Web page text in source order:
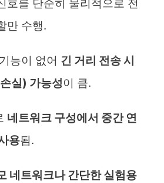
호를 단순히 물리적으로 전
만 수행.
능이 없어 긴 거리 전송 시
실) 가능성이 큼.
네트워크 구성에서 중간 연
용됨.
네트워크나 간단한 실험용